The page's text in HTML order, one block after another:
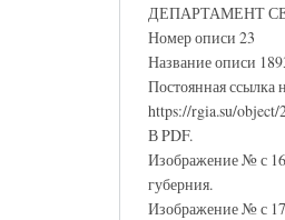
ДЕПАРТАМЕНТ
Номер описи 23
Название описи
Постоянная ссылка
https://rgia.su/object/
В PDF.
Изображение № с
губерния.
Изображение № с